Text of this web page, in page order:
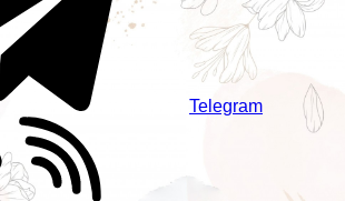
Telegram